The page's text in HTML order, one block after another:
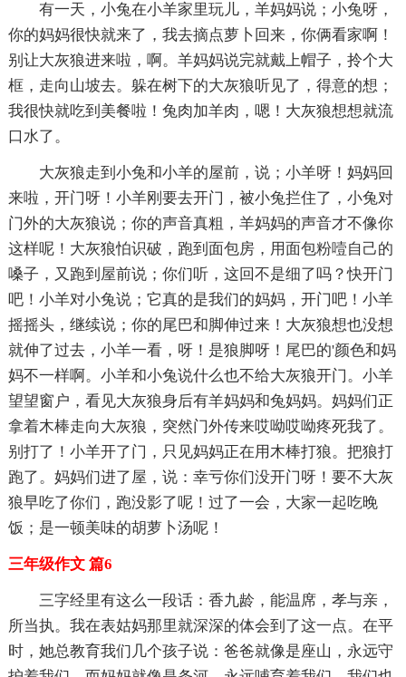
有一天，小兔在小羊家里玩儿，羊妈妈说；小兔呀，
你的妈妈很快就来了，我去摘点萝卜回来，你俩看家啊！
别让大灰狼进来啦，啊。羊妈妈说完就戴上帽子，拎个大
框，走向山坡去。躲在树下的大灰狼听见了，得意的想；
我很快就吃到美餐啦！兔肉加羊肉，嗯！大灰狼想想就流
口水了。
大灰狼走到小兔和小羊的屋前，说；小羊呀！妈妈回
来啦，开门呀！小羊刚要去开门，被小兔拦住了，小兔对
门外的大灰狼说；你的声音真粗，羊妈妈的声音才不像你
这样呢！大灰狼怕识破，跑到面包房，用面包粉噎自己的
嗓子，又跑到屋前说；你们听，这回不是细了吗？快开门
吧！小羊对小兔说；它真的是我们的妈妈，开门吧！小羊
摇摇头，继续说；你的尾巴和脚伸过来！大灰狼想也没想
就伸了过去，小羊一看，呀！是狼脚呀！尾巴的'颜色和妈
妈不一样啊。小羊和小兔说什么也不给大灰狼开门。小羊
望望窗户，看见大灰狼身后有羊妈妈和兔妈妈。妈妈们正
拿着木棒走向大灰狼，突然门外传来哎呦哎呦疼死我了。
别打了！小羊开了门，只见妈妈正在用木棒打狼。把狼打
跑了。妈妈们进了屋，说：幸亏你们没开门呀！要不大灰
狼早吃了你们，跑没影了呢！过了一会，大家一起吃晚
饭；是一顿美味的胡萝卜汤呢！
三年级作文 篇6
三字经里有这么一段话：香九龄，能温席，孝与亲，
所当执。我在表姑妈那里就深深的体会到了这一点。在平
时，她总教育我们几个孩子说：爸爸就像是座山，永远守